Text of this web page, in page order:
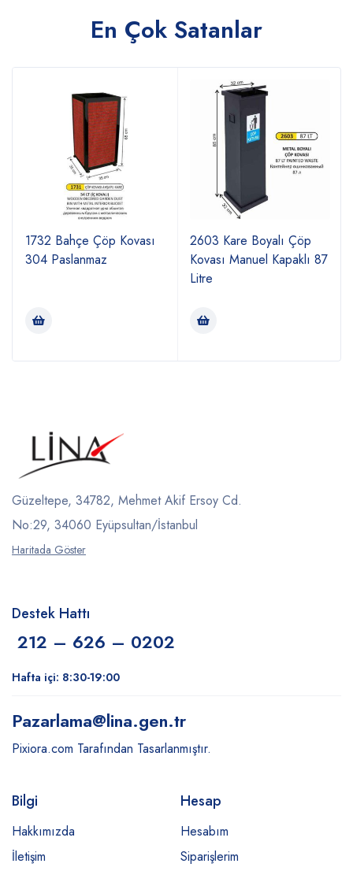
En Çok Satanlar
1732 Bahçe Çöp Kovası
304 Paslanmaz
2603 Kare Boyalı Çöp
Kovası Manuel Kapaklı 87
Litre
Güzeltepe, 34782, Mehmet Akif Ersoy Cd.
No:29, 34060 Eyüpsultan/İstanbul
Haritada Göster
Destek Hattı
212 – 626 – 0202
Hafta içi: 8:30-19:00
Pazarlama@lina.gen.tr
Pixiora.com Tarafından Tasarlanmıştır.
Bilgi
Hakkımızda
İletişim
Hesap
Hesabım
Siparişlerim